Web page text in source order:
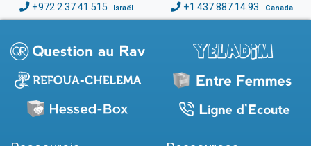
+972.2.37.41.515 Israël +1.437.887.14.93 Canada